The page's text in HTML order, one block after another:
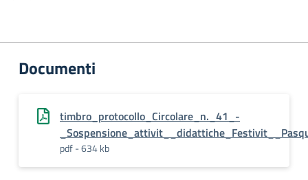
Documenti
timbro_protocollo_Circolare_n._41_-
pdf - 634 kb